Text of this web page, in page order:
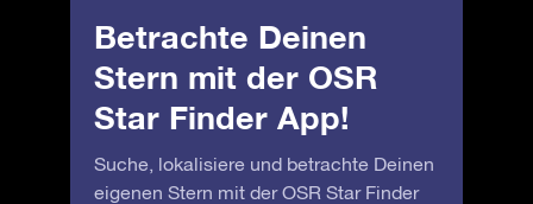
Betrachte Deinen
Stern mit der OSR
Star Finder App!
Suche, lokalisiere und betrachte Deinen
eigenen Stern mit der OSR Star Finder